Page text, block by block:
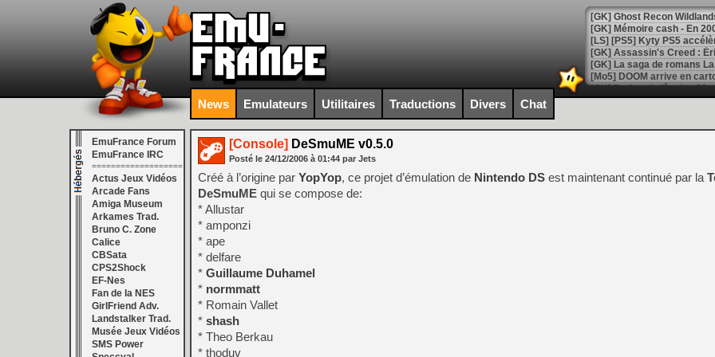
[Mo5] DOOM arrive en
[GK] Bethesda fête les 30
[GK] Roblox : l'action en
[GK] Agenda - GeForce
[LS] [PS5] ps5-y2jb-
[GK] Pourquoi Marvel
[GK] Test : Restory : Chill
[GK] GTA 6 : Rockstar
[GK] Hot Wheels Infinite
[GK] Mémoire cash -
[GK] Résultats Nintendo :
[GK] Déjà des
[Mo5] Brickboy cherche à
[GK] Minecraft et ses «
[GK] Beast of
News Emulateurs Utilitaires Traductions Divers Chat
EmuFrance Forum
EmuFrance IRC
===================
Actus Jeux Vidéos
Arcade Fans
Amiga Museum
Arkames Trad.
Bruno C. Zone
Calice
CBSata
CPS2Shock
EF-Nes
Fan de la NES
GirlFriend Adv.
Landstalker Trad.
Musée Jeux Vidéos
SMS Power
[Console] DeSmuME v0.5.0
Posté le 24/12/2006 à 01:44 par Jets
Créé à l’origine par YopYop, ce projet d’émulation de Nintendo DS est maintenant continué par la
DeSmuME qui se compose de:
* Allustar
* amponzi
* ape
* delfare
* Guillaume Duhamel
* normmatt
* Romain Vallet
* shash
* Theo Berkau
* thoduv